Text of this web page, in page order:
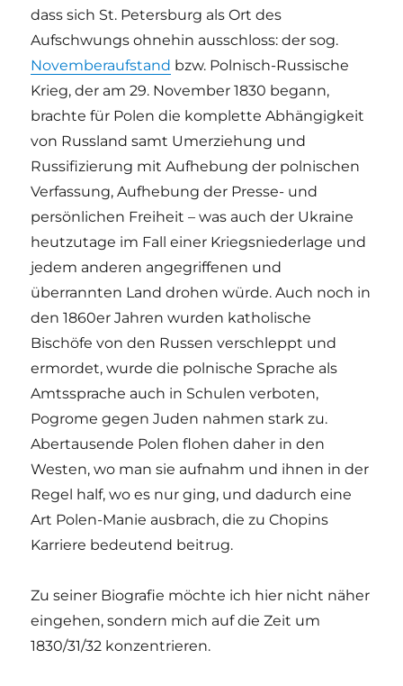
dass sich St. Petersburg als Ort des
Aufschwungs ohnehin ausschloss: der sog.
Novemberaufstand bzw. Polnisch-Russische
Krieg, der am 29. November 1830 begann,
brachte für Polen die komplette Abhängigkeit
von Russland samt Umerziehung und
Russifizierung mit Aufhebung der polnischen
Verfassung, Aufhebung der Presse- und
persönlichen Freiheit – was auch der Ukraine
heutzutage im Fall einer Kriegsniederlage und
jedem anderen angegriffenen und
überrannten Land drohen würde. Auch noch in
den 1860er Jahren wurden katholische
Bischöfe von den Russen verschleppt und
ermordet, wurde die polnische Sprache als
Amtssprache auch in Schulen verboten,
Pogrome gegen Juden nahmen stark zu.
Abertausende Polen flohen daher in den
Westen, wo man sie aufnahm und ihnen in der
Regel half, wo es nur ging, und dadurch eine
Art Polen-Manie ausbrach, die zu Chopins
Karriere bedeutend beitrug.
Zu seiner Biografie möchte ich hier nicht näher
eingehen, sondern mich auf die Zeit um
1830/31/32 konzentrieren.